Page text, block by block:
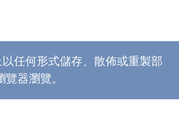
任何形式儲存、散佈或重製部
器瀏覽。